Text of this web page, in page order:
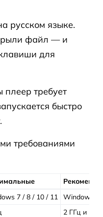
русском языке.
файл — и
для
требует
быстро
требованиями
7 / 8 / 10 / 11
Windows
2 ГГц и